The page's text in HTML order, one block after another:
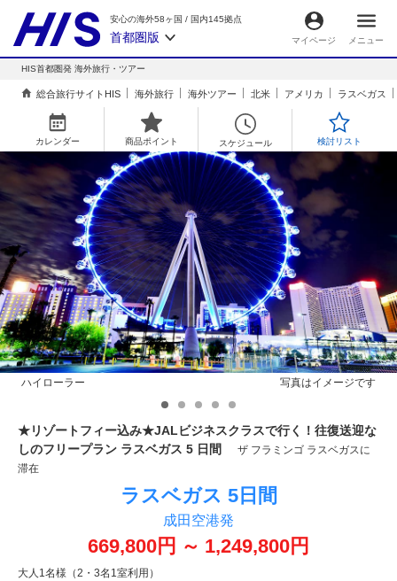
安心の海外58ヶ国 / 国内145拠点
首都圏版 マイページ メニュー
HIS首都圏発 海外旅行・ツアー
総合旅行サイトHIS 海外旅行 海外ツアー 北米 アメリカ ラスベガス
カレンダー 商品ポイント スケジュール 検討リスト
ハイローラー 写真はイメージです
★リゾートフィー込み★JALビジネスクラスで行く！往復送迎な
しのフリープラン ラスベガス 5 日間
ザ フラミンゴ ラスベガスに
滞在
ラスベガス 5日間
成田空港発
669,800円 ～ 1,249,800円
大人1名様（2・3名1室利用）